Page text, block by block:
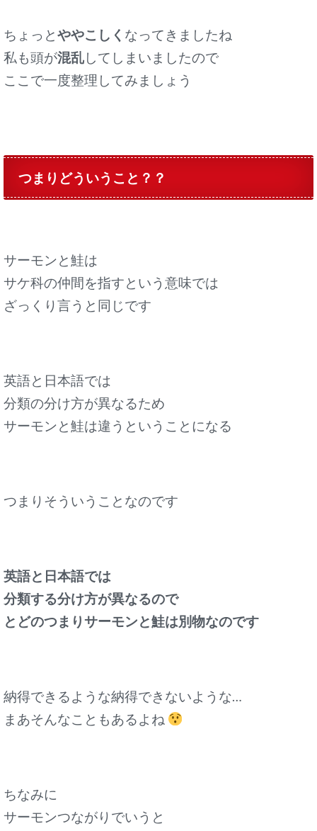
ちょっとややこしく なってきましたね
私も頭が混乱してしまいましたので
ここで一度整理してみましょう
つまりどういうこと？？
サーモンと鮭は
サケ科の仲間を指すという意味では
ざっくり言うと同じです
英語と日本語では
分類の分け方が異なるため
サーモンと鮭は違うということになる
つまりそういうことなのです
英語と日本語では
分類する分け方が異なるので
とどのつまりサーモンと鮭は別物なのです
納得できるような納得できないような…
まあそんなこともあるよね
ちなみに
サーモンつながりでいうと